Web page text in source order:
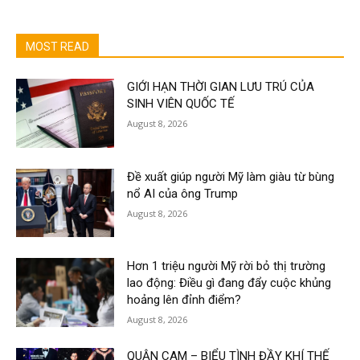
MOST READ
GIỚI HẠN THỜI GIAN LƯU TRÚ CỦA
SINH VIÊN QUỐC TẾ
August 8, 2026
Đề xuất giúp người Mỹ làm giàu từ bùng
nổ AI của ông Trump
August 8, 2026
Hơn 1 triệu người Mỹ rời bỏ thị trường
lao động: Điều gì đang đẩy cuộc khủng
hoảng lên đỉnh điểm?
August 8, 2026
QUẬN CAM – BIỂU TÌNH ĐẦY KHÍ THẾ